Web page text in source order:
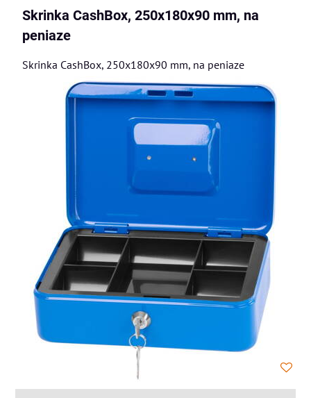
Skrinka CashBox, 250x180x90 mm, na
peniaze
Skrinka CashBox, 250x180x90 mm, na peniaze